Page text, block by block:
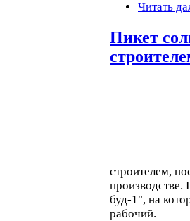
Читать
Пикет
строителем,
буд-1", на
рабочий.